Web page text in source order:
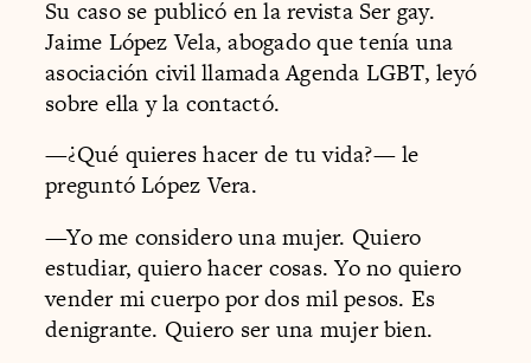
Su caso se publicó en la revista Ser gay.
Jaime López Vela, abogado que tenía una
asociación civil llamada Agenda LGBT, leyó
sobre ella y la contactó.
—¿Qué quieres hacer de tu vida?— le
preguntó López Vera.
—Yo me considero una mujer. Quiero
estudiar, quiero hacer cosas. Yo no quiero
vender mi cuerpo por dos mil pesos. Es
denigrante. Quiero ser una mujer bien.